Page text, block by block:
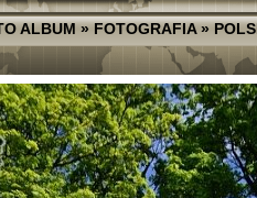
ALBUM»FOTOGRAFIA»